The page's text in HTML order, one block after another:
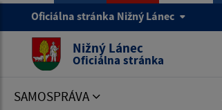
Oficiálna stránka Nižný Lánec
Nižný Lánec
Oficiálna stránka
SAMOSPRÁVA